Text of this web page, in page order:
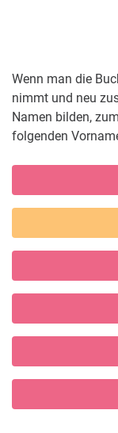
Wenn man die
nimmt und neu
Namen bilden,
folgenden